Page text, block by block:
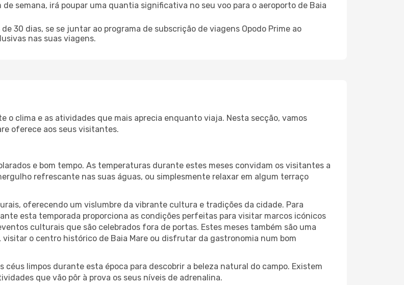
semana, irá poupar uma quantia significativa no seu voo para o aeroporto de Baia
30 dias, se se juntar ao programa de subscrição de viagens Opodo Prime ao
nas suas viagens.
o clima e as atividades que mais aprecia enquanto viaja. Nesta secção, vamos
oferece aos seus visitantes.
e bom tempo. As temperaturas durante estes meses convidam os visitantes a
refrescante nas suas águas, ou simplesmente relaxar em algum terraço
oferecendo um vislumbre da vibrante cultura e tradições da cidade. Para
esta temporada proporciona as condições perfeitas para visitar marcos icónicos
culturais que são celebrados fora de portas. Estes meses também são uma
o centro histórico de Baia Mare ou disfrutar da gastronomia num bom
limpos durante esta época para descobrir a beleza natural do campo. Existem
que vão pôr à prova os seus níveis de adrenalina.